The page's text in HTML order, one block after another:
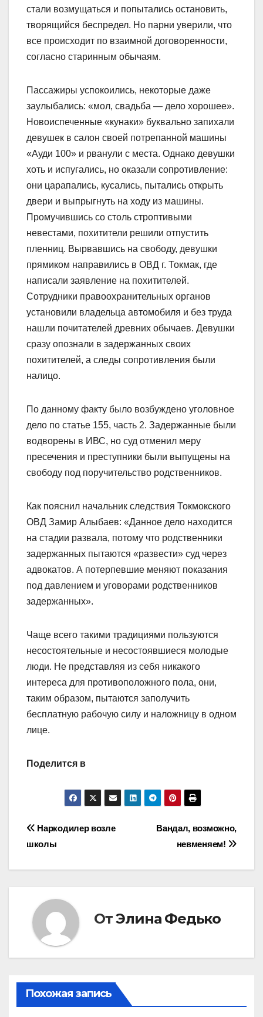
стали возмущаться и попытались остановить,
творящийся беспредел. Но парни уверили, что
все происходит по взаимной договоренности,
согласно старинным обычаям.
Пассажиры успокоились, некоторые даже
заулыбались: «мол, свадьба — дело хорошее».
Новоиспеченные «кунаки» буквально запихали
девушек в салон своей потрепанной машины
«Ауди 100» и рванули с места. Однако девушки
хоть и испугались, но оказали сопротивление:
они царапались, кусались, пытались открыть
двери и выпрыгнуть на ходу из машины.
Промучившись со столь строптивыми
невестами, похитители решили отпустить
пленниц. Вырвавшись на свободу, девушки
прямиком направились в ОВД г. Токмак, где
написали заявление на похитителей.
Сотрудники правоохранительных органов
установили владельца автомобиля и без труда
нашли почитателей древних обычаев. Девушки
сразу опознали в задержанных своих
похитителей, а следы сопротивления были
налицо.
По данному факту было возбуждено уголовное
дело по статье 155, часть 2. Задержанные были
водворены в ИВС, но суд отменил меру
пресечения и преступники были выпущены на
свободу под поручительство родственников.
Как пояснил начальник следствия Токмокского
ОВД Замир Алыбаев: «Данное дело находится
на стадии развала, потому что родственники
задержанных пытаются «развести» суд через
адвокатов. А потерпевшие меняют показания
под давлением и уговорами родственников
задержанных».
Чаще всего такими традициями пользуются
несостоятельные и несостоявшиеся молодые
люди. Не представляя из себя никакого
интереса для противоположного пола, они,
таким образом, пытаются заполучить
бесплатную рабочую силу и наложницу в одном
лице.
Поделится в
Навигация
Вандал, возможно,
невменяем!
Наркодилер возле
школы
ОтЭлина Федько
Похожая запись